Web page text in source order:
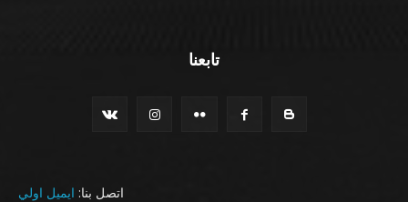
تابعنا
اتصل بنا: ايميل اولي